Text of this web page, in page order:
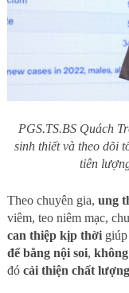
PGS.TS.BS Quách
sinh thiết và theo dõi
tiên
Theo chuyên gia, ung
viêm, teo niêm mạc,
can thiệp kịp thờigiúp
để bằng nội soi,
đó cải thiện chất